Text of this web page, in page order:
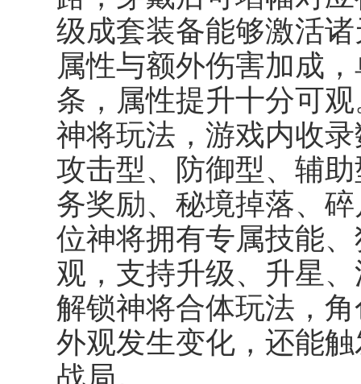
级成套装备能够激活
属性与额外伤害加成
条，属性提升十分可
神将玩法，游戏内收
攻击型、防御型、辅
务奖励、秘境掉落、
位神将拥有专属技能
观，支持升级、升星
解锁神将合体玩法，
外观发生变化，还能
战局。